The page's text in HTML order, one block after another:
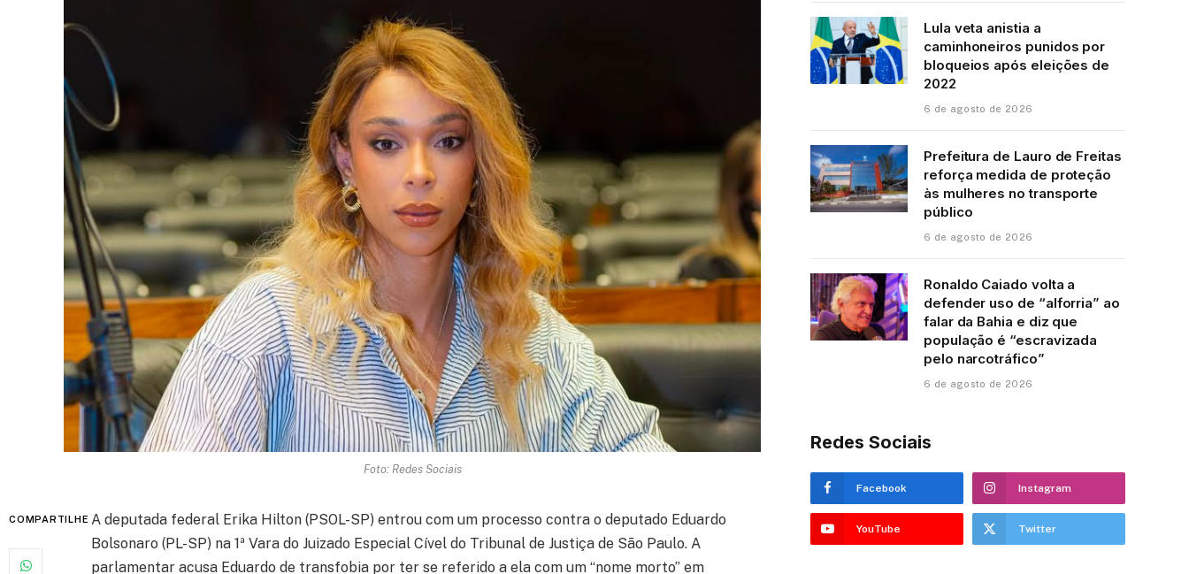
Foto: Redes Sociais
COMPARTILHE A deputada federal Erika Hilton (PSOL-SP) entrou com um processo contra o deputado Eduardo
Bolsonaro (PL-SP) na 1ª Vara do Juizado Especial Cível do Tribunal de Justiça de São Paulo. A
parlamentar acusa Eduardo de transfobia por ter se referido a ela com um “nome morto” em
Lula veta anistia a
caminhoneiros punidos por
bloqueios após eleições de
2022
6 de agosto de 2026
Prefeitura de Lauro de Freitas
reforça medida de proteção
às mulheres no transporte
público
6 de agosto de 2026
Ronaldo Caiado volta a
defender uso de “alforria” ao
falar da Bahia e diz que
população é “escravizada
pelo narcotráfico”
6 de agosto de 2026
Redes Sociais
Facebook Instagram
YouTube Twitter